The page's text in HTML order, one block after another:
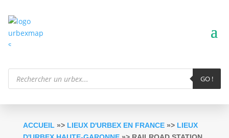
Recherche
produits
GO !
ACCUEIL »> LIEUX D'URBEX EN FRANCE»> LIEUX